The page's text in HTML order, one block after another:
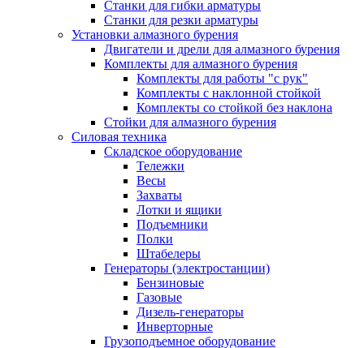
Станки для гибки арматуры
Станки для резки арматуры
Установки алмазного бурения
Двигатели и дрели для алмазного бурения
Комплекты для алмазного бурения
Комплекты для работы "с рук"
Комплекты с наклонной стойкой
Комплекты со стойкой без наклона
Стойки для алмазного бурения
Силовая техника
Складское оборудование
Тележки
Весы
Захваты
Лотки и ящики
Подъемники
Полки
Штабелеры
Генераторы (электростанции)
Бензиновые
Газовые
Дизель-генераторы
Инверторные
Грузоподъемное оборудование